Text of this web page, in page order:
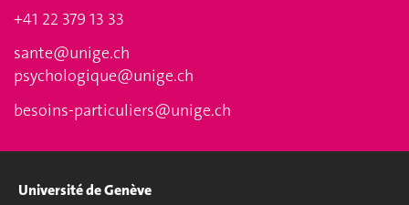
+41 22 379 13 33
sante@unige.ch
psychologique@unige.ch
besoins-particuliers@unige.ch
Université de Genève